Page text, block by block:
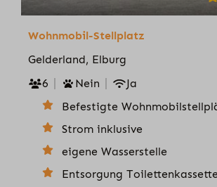
Wohnmobil-Stellplatz
Gelderland, Elburg
6
Nein
Ja
Befestigte
Strom inklusive
eigene Wasserstelle
Entsorgung Toilettenkassette